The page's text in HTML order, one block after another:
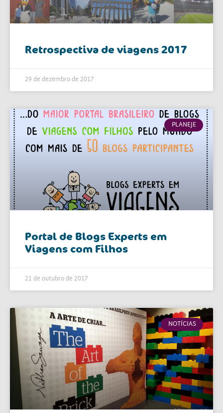
Retrospectiva de viagens 2017
29 de dezembro de 2017
PLANEJE
Portal de Blogs Experts em
Viagens com Filhos
21 de outubro de 2017
NOTÍCIAS